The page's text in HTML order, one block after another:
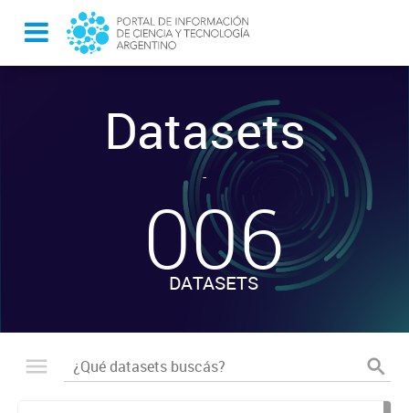
Datasets
-
006
DATASETS